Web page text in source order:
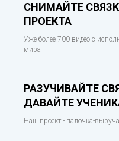
СНИМАЙТЕ
ПРОЕКТА
Уже более 700 видео с
мира
РАЗУЧИВАЙТЕ
ДАВАЙТЕ
Наш проект - палочка-